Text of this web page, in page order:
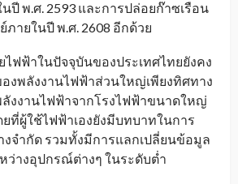
ปี พ.ศ. 2593 และการปล่อยก๊าซเรือน
ายในปี พ.ศ. 2608 อีกด้วย
ไฟฟ้าในปัจจุบันของประเทศไทยยังคง
งพลังงานไฟฟ้าส่วนใหญ่เพียงทิศทาง
ลังงานไฟฟ้าจากโรงไฟฟ้าขนาดใหญ่
ยที่ผู้ใช้ไฟฟ้าเองยังมีบทบาทในการ
จำกัด รวมทั้งมีการแลกเปลี่ยนข้อมูล
ว่างอุปกรณ์ต่างๆ ในระดับต่ำ